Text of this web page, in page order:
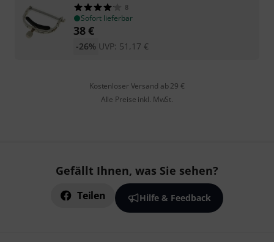
8
Sofort lieferbar
38€
UVP: 51,17 €
-26%
Kostenloser Versand ab 29 €
Alle Preise inkl. MwSt.
Gefällt Ihnen, was Sie sehen?
Teilen Hilfe & Feedback